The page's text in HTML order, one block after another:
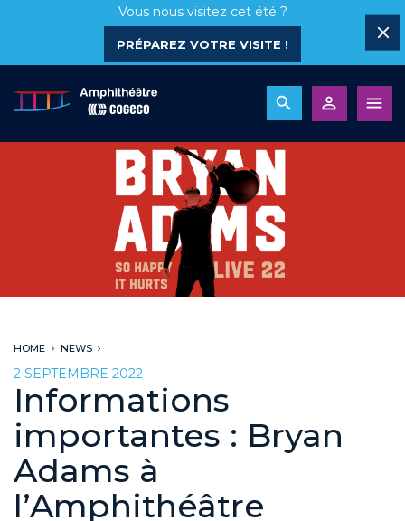
Vous nous visitez cet été ?
PRÉPAREZ VOTRE VISITE !
HOME NEWS
2 SEPTEMBRE 2022
Informations
importantes : Bryan
Adams à
l’Amphithéâtre